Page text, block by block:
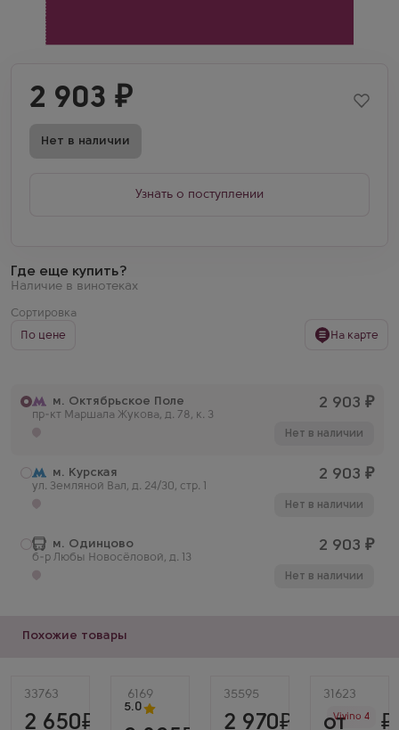
2 903 ₽
Нет в наличии
Узнать о поступлении
Где еще купить?
Наличие в винотеках
Сортировка
По цене
На карте
м. Октябрьское Поле
пр-кт Маршала Жукова, д. 78, к. 3
2 903 ₽
Нет в наличии
м. Курская
ул. Земляной Вал, д. 24/30, стр. 1
2 903 ₽
Нет в наличии
м. Одинцово
б-р Любы Новосёловой, д. 13
2 903 ₽
Нет в наличии
Похожие товары
Артикул
33763
2 650
Сухое
Артикул
6169
5.0
Артикул
35595
2 970
Сухое
Артикул
31623
Vivino 4
от
Сухое